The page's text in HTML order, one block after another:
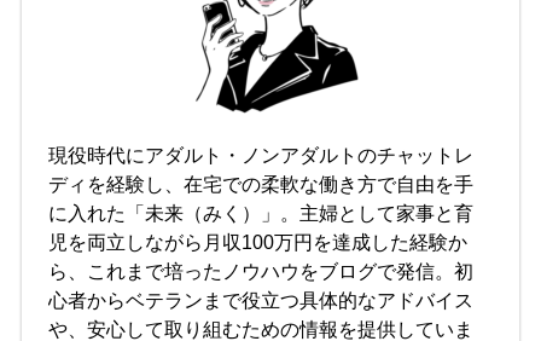
現役時代にアダルト・ノンアダルトのチャットレ
ディを経験し、在宅での柔軟な働き方で自由を手
に入れた「未来（みく）」。主婦として家事と育
児を両立しながら月収100万円を達成した経験か
ら、これまで培ったノウハウをブログで発信。初
心者からベテランまで役立つ具体的なアドバイス
や、安心して取り組むための情報を提供していま